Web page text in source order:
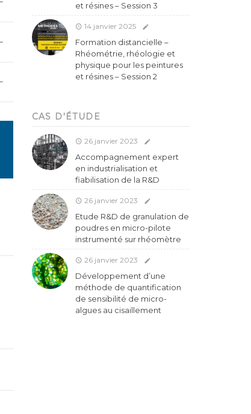
et résines – Session 3
14 janvier 2025
Formation distancielle –
Rhéométrie, rhéologie et
physique pour les peintures
et résines – Session 2
CAS D'ÉTUDE
26 janvier 2023
Accompagnement expert
en industrialisation et
fiabilisation de la R&D
26 janvier 2023
Etude R&D de granulation de
poudres en micro-pilote
instrumenté sur rhéomètre
26 janvier 2023
Développement d’une
méthode de quantification
de sensibilité de micro-
algues au cisaillement